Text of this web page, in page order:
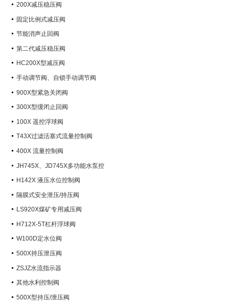
200X减压稳压阀
固定比例式减压阀
节能消声止回阀
第二代减压稳压阀
HC200X型减压阀
手动调节阀、自锁手动调节阀
900X型紧急关闭阀
300X型缓闭止回阀
100X 遥控浮球阀
T43X过滤活塞式流量控制阀
400X 流量控制阀
JH745X、JD745X多功能水泵控
制阀H142X 液压水位控制阀
隔膜式安全泄压/持压阀
LS920X煤矿专用减压阀
H712X-5T杠杆浮球阀
W100D定水位阀
500X持压泄压阀
ZSJZ水流指示器
其他水利控制阀
500X型持压/泄压阀